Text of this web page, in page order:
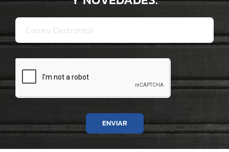
ENVIAR